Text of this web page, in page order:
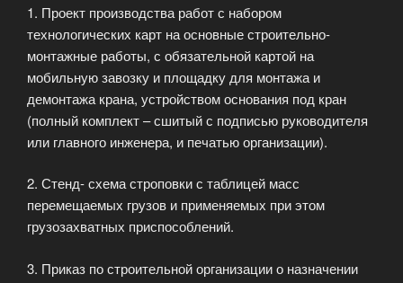
1. Проект производства работ с набором
технологических карт на основные строительно-
монтажные работы, с обязательной картой на
мобильную завозку и площадку для монтажа и
демонтажа крана, устройством основания под кран
(полный комплект – сшитый с подписью руководителя
или главного инженера, и печатью организации).
2. Стенд- схема строповки с таблицей масс
перемещаемых грузов и применяемых при этом
грузозахватных приспособлений.
3. Приказ по строительной организации о назначении